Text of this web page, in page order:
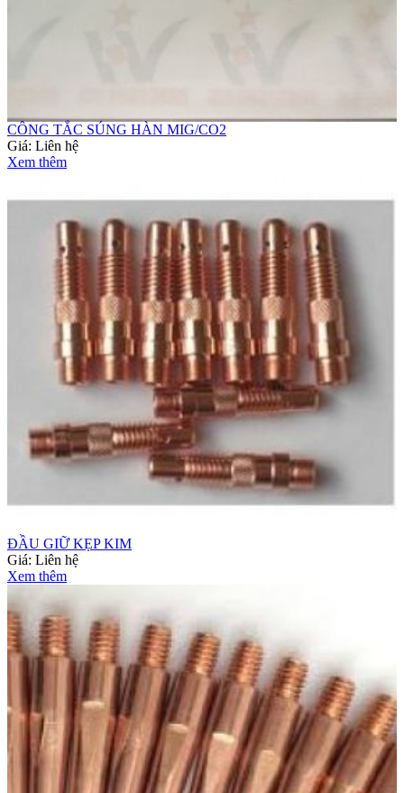
CÔNG TẮC SÚNG HÀN MIG/CO2
Giá: Liên hệ
Xem thêm
ĐẦU GIỮ KẸP KIM
Giá: Liên hệ
Xem thêm